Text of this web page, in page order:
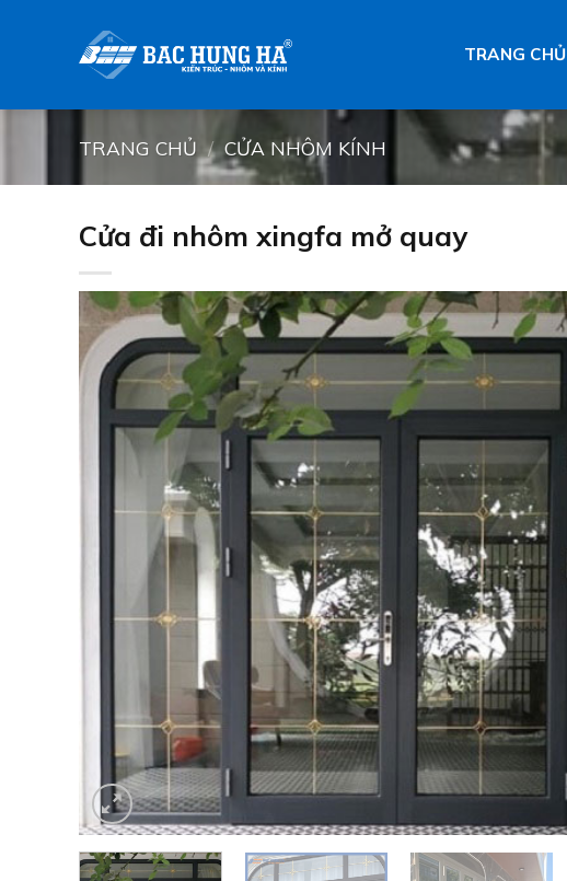
TRANG CHỦ
TRANG CHỦ / CỬA NHÔM KÍNH
Cửa đi nhôm xingfa mở quay